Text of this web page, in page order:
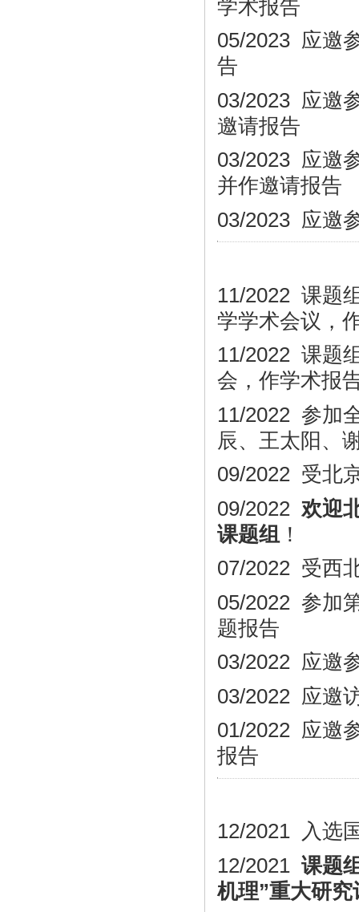
学术报告
05/2023 应邀
告
03/2023 应邀
邀请报告
03/2023 应邀
并作邀请报告
03/2023 应邀
11/2022 课题
学学术会议，
11/2022 课题
会，作学术报
11/2022 参加
辰、王太阳、
09/2022 受北
09/2022 欢迎
课题组 ！
07/2022 受西
05/2022 参加
题报告
03/2022 应邀
03/2022 应邀
01/2022 应邀
报告
12/2021 入选
12/2021 课题
机理”重大研